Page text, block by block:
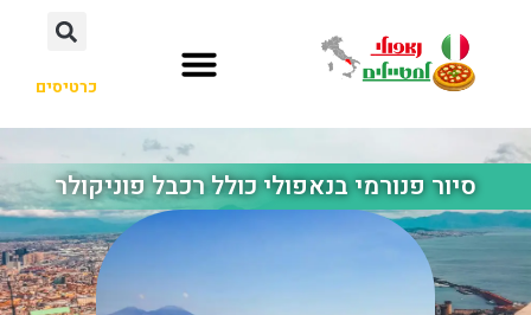
כרטיסים
סיור פנורמי בנאפולי כולל רכבל פוניקולר